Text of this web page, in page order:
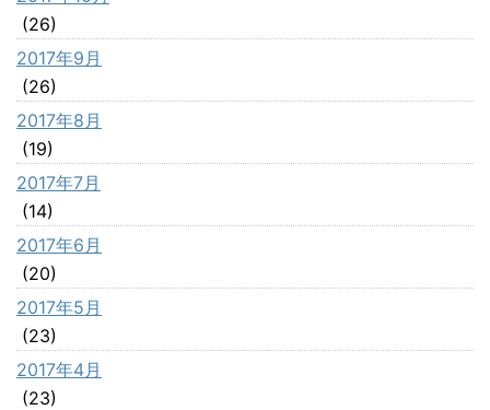
(26)
2017年9月
(26)
2017年8月
(19)
2017年7月
(14)
2017年6月
(20)
2017年5月
(23)
2017年4月
(23)